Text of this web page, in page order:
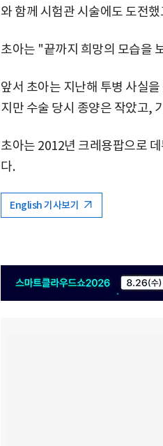
와 함께 시험관 시술에도 도전
초아는 "끝까지 희망의 모습을
앞서 초아는 지난해 투병 사실
지만 수술 당시 종양은 작았고,
초아는 2012년 크레용팝으로
다.
English 기사보기